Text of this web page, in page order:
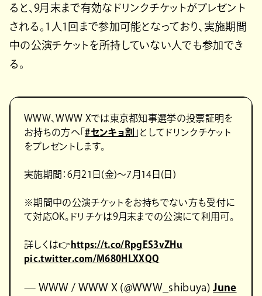
ると、9月末まで有効なドリンクチケットがプレゼント
される。1人1回まで参加可能となっており、実施期間
中の公演チケットを所持していない人でも参加でき
る。
WWW、WWW Xでは東京都知事選挙の投票証明を
お持ちの方へ「#センキョ割
」としてドリンクチケット
をプレゼントします。
実施期間：6月21日(金)〜7月14日(日)
※期間中の公演チケットをお持ちでない方も受付に
て対応OK。ドリチケは9月末までの公演にて利用可。
詳しくは👉 https://t.co/RpgES3vZHu
pic.twitter.com/M680HLXXQQ
— WWW / WWW X (@WWW_shibuya)June